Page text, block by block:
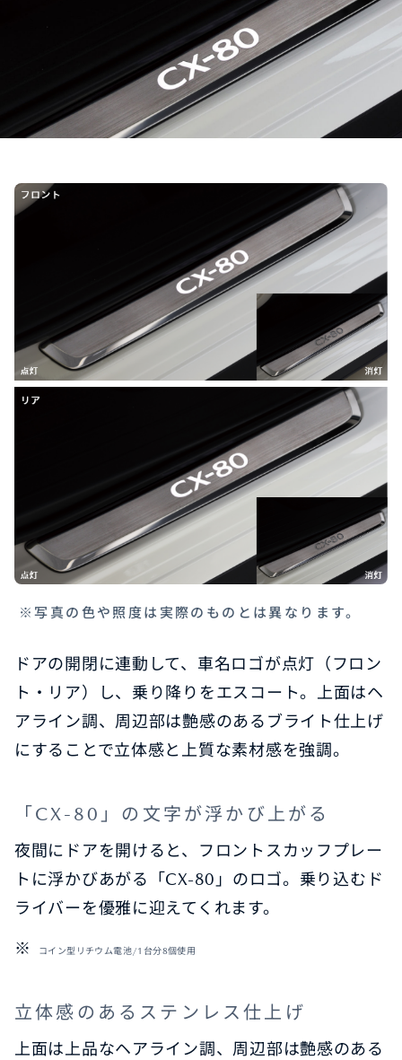
※写真の色や照度は実際のものとは異なります。
ドアの開閉に連動して、車名ロゴが点灯（フロン
ト・リア）し、乗り降りをエスコート。上面はヘ
アライン調、周辺部は艶感のあるブライト仕上げ
にすることで立体感と上質な素材感を強調。
「CX-80」の文字が浮かび上がる
夜間にドアを開けると、フロントスカッフプレー
トに浮かびあがる「CX-80」のロゴ。乗り込むド
ライバーを優雅に迎えてくれます。
コイン型リチウム電池/1台分8個使用
立体感のあるステンレス仕上げ
上面は上品なヘアライン調、周辺部は艶感のある